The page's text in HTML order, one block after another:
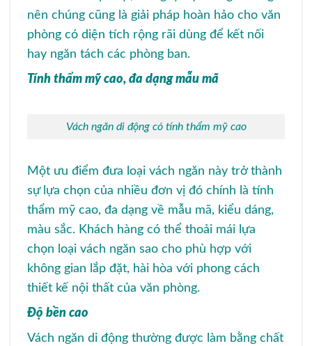
nên chúng cũng là giải pháp hoàn hảo cho văn
phòng có diện tích rộng rãi dùng để kết nối
hay ngăn tách các phòng ban.
Tính thẩm mỹ cao, đa dạng mẫu mã
Vách ngăn di động có tính thẩm mỹ cao
Một ưu điểm đưa loại vách ngăn này trở thành
sự lựa chọn của nhiều đơn vị đó chính là tính
thẩm mỹ cao, đa dạng về mẫu mã, kiểu dáng,
màu sắc. Khách hàng có thể thoải mái lựa
chọn loại vách ngăn sao cho phù hợp với
không gian lắp đặt, hài hòa với phong cách
thiết kế nội thất của văn phòng.
Độ bền cao
Vách ngăn di động thường được làm bằng chất